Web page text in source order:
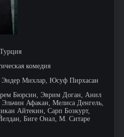
комедия
Эндер Михлар, Юсуф Пирхасан
Бюрсин, Эврим Доган, Анил
Афакан, Мелиса Денгель,
Айтекин, Сарп Бозкурт,
Биге Онал, М. Ситаре